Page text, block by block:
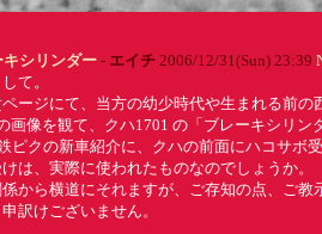
キシリンダー- エイチ2006/12/31(Sun) 23:39
て。
ージにて、当方の幼少時代や生まれる前の
画像を観て、クハ1701 の「ブレーキシリ
ピクの新車紹介に、クハの前面にハコサボ
は、実際に使われたものなのでしょうか。
から横道にそれますが、ご存知の点、ご教
訳けございません。